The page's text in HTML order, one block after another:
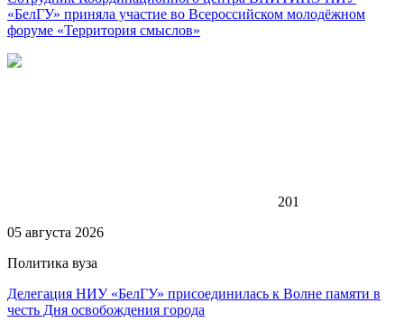
«БелГУ» приняла участие во Всероссийском молодёжном
форуме «Территория смыслов»
201
05 августа 2026
Политика вуза
Делегация НИУ «БелГУ» присоединилась к Волне памяти в
честь Дня освобождения города